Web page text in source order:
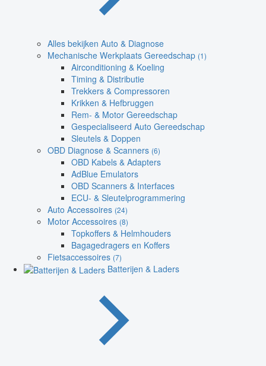
Alles bekijken Auto & Diagnose
Mechanische Werkplaats Gereedschap (1)
Airconditioning & Koeling
Timing & Distributie
Trekkers & Compressoren
Krikken & Hefbruggen
Rem- & Motor Gereedschap
Gespecialiseerd Auto Gereedschap
Sleutels & Doppen
OBD Diagnose & Scanners (6)
OBD Kabels & Adapters
AdBlue Emulators
OBD Scanners & Interfaces
ECU- & Sleutelprogrammering
Auto Accessoires (24)
Motor Accessoires (8)
Topkoffers & Helmhouders
Bagagedragers en Koffers
Fietsaccessoires (7)
Batterijen & Laders